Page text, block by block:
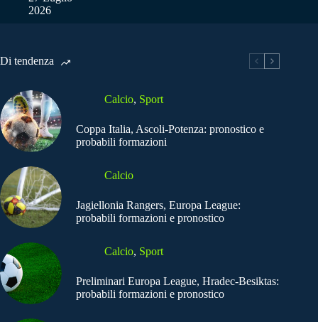
2026
Di tendenza
Calcio, Sport
Coppa Italia, Ascoli-Potenza: pronostico e
probabili formazioni
Calcio
Jagiellonia Rangers, Europa League:
probabili formazioni e pronostico
Calcio, Sport
Preliminari Europa League, Hradec-Besiktas:
probabili formazioni e pronostico